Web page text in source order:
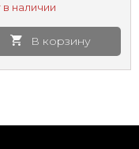
наличии
В корзину